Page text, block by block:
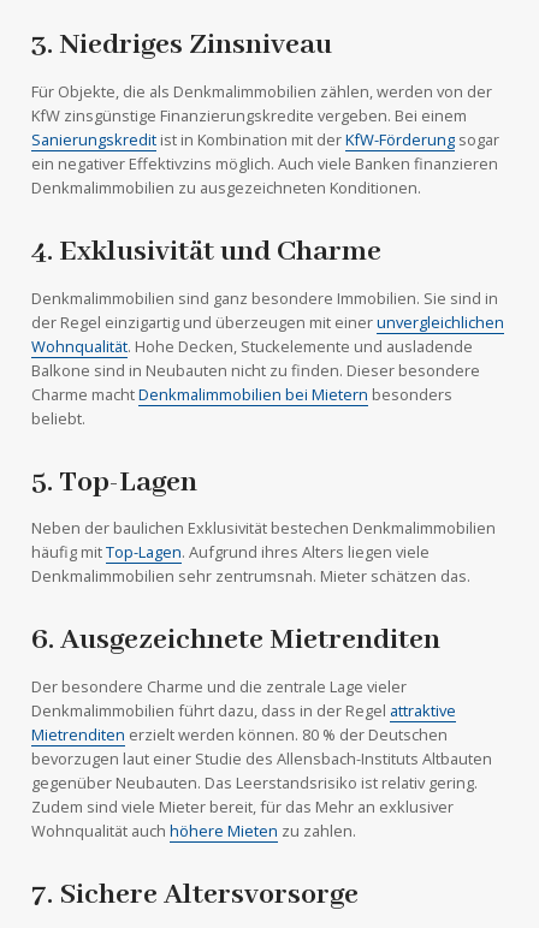
3. Niedriges Zinsniveau
Für Objekte, die als Denkmalimmobilien zählen, werden von der
KfW zinsgünstige Finanzierungskredite vergeben. Bei einem
Sanierungskredit ist in Kombination mit derKfW-Förderung sogar
ein negativer Effektivzins möglich. Auch viele Banken finanzieren
Denkmalimmobilien zu ausgezeichneten Konditionen.
4. Exklusivität und Charme
Denkmalimmobilien sind ganz besondere Immobilien. Sie sind in
der Regel einzigartig und überzeugen mit einerunvergleichlichen
Wohnqualität. Hohe Decken, Stuckelemente und ausladende
Balkone sind in Neubauten nicht zu finden. Dieser besondere
Charme machtDenkmalimmobilien bei Mietern besonders
beliebt.
5. Top-Lagen
Neben der baulichen Exklusivität bestechen Denkmalimmobilien
häufig mitTop-Lagen. Aufgrund ihres Alters liegen viele
Denkmalimmobilien sehr zentrumsnah. Mieter schätzen das.
6. Ausgezeichnete Mietrenditen
Der besondere Charme und die zentrale Lage vieler
Denkmalimmobilien führt dazu, dass in der Regel attraktive
Mietrenditen erzielt werden können. 80 % der Deutschen
bevorzugen laut einer Studie des Allensbach-Instituts Altbauten
gegenüber Neubauten. Das Leerstandsrisiko ist relativ gering.
Zudem sind viele Mieter bereit, für das Mehr an exklusiver
Wohnqualität auch höhere Mieten zu zahlen.
7. Sichere Altersvorsorge